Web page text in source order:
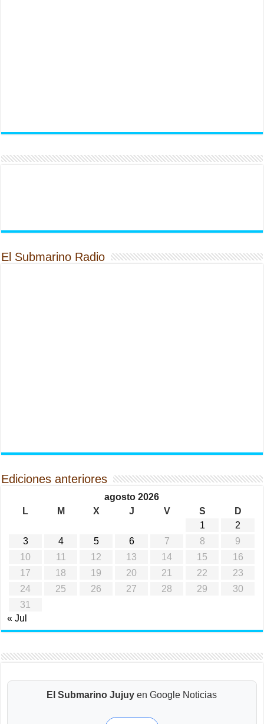
El Submarino Radio
Ediciones anteriores
agosto 2026
L
M X J V S
D
1
2
3
4 5 6 7 8
9
10
11 12 13 14 15
16
17
18 19 20 21 22
23
24
25 26 27 28 29
30
31
« Jul
El Submarino Jujuy en Google Noticias